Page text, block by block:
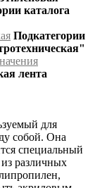
каталога
Подкатегории
лента
для
собой. Она
специальный
различных